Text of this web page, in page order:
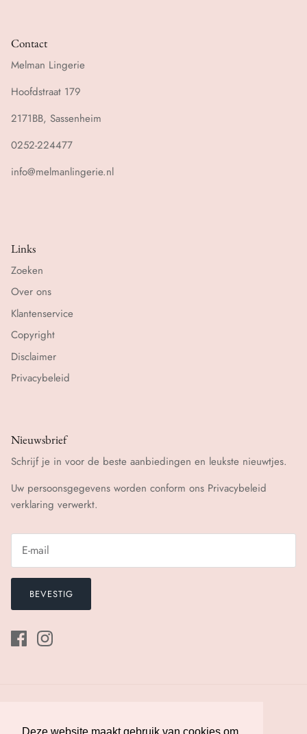
Contact
Melman Lingerie
Hoofdstraat 179
2171BB, Sassenheim
0252-224477
info@melmanlingerie.nl
Links
Zoeken
Over ons
Klantenservice
Copyright
Disclaimer
Privacybeleid
Nieuwsbrief
Schrijf je in voor de beste aanbiedingen en leukste nieuwtjes.
Uw persoonsgegevens worden conform ons Privacybeleid
verklaring verwerkt.
BEVESTIG